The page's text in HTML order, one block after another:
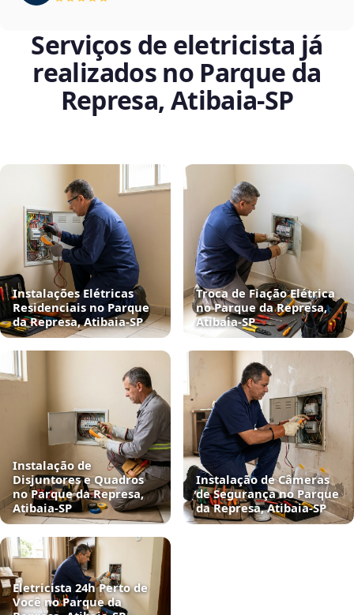
Serviços de eletricista já
realizados no Parque da
Represa, Atibaia‑SP
Instalações Elétricas
Residenciais no Parque
da Represa, Atibaia‑SP
Troca de Fiação Elétrica
no Parque da Represa,
Atibaia‑SP
Instalação de
Disjuntores e Quadros
no Parque da Represa,
Atibaia‑SP
Instalação de Câmeras
de Segurança no Parque
da Represa, Atibaia‑SP
Eletricista 24h Perto de
Você no Parque da